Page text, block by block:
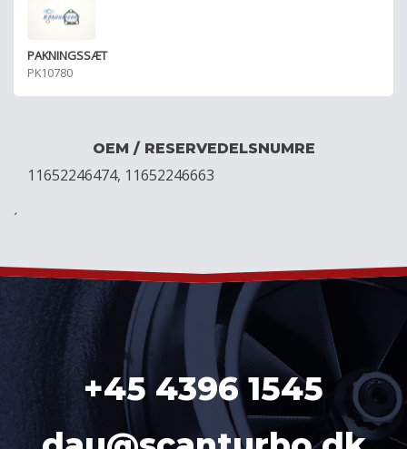
PAKNINGSSÆT
PK10780
OEM / RESERVEDELSNUMRE
11652246474, 11652246663
´
+45 4396 1545